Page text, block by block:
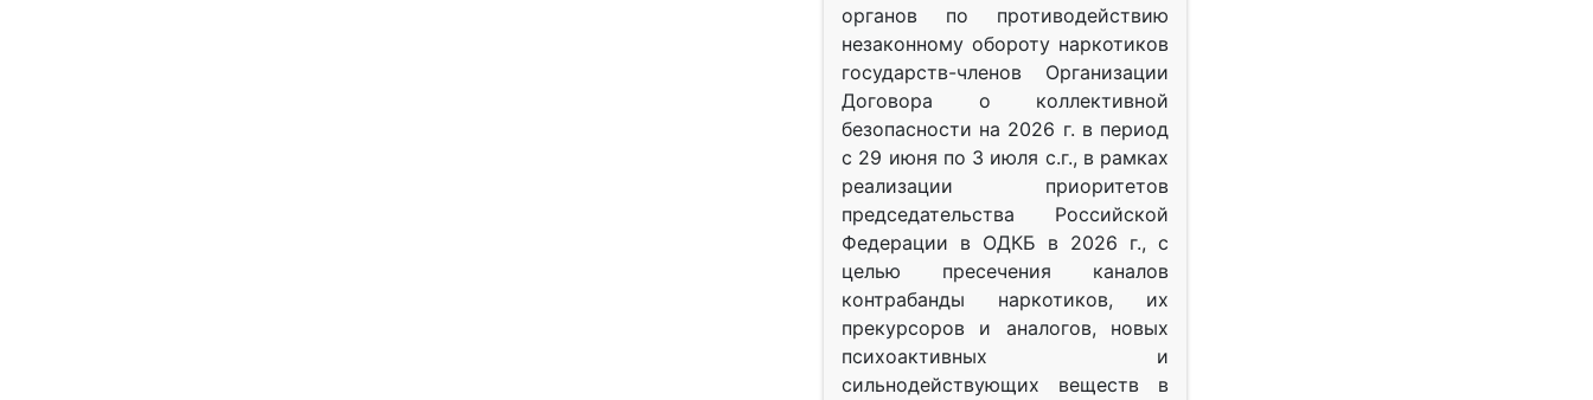
органов по противодействию
незаконному обороту наркотиков
государств-членов Организации
Договора о коллективной
безопасности на 2026 г. в период
с 29 июня по 3 июля с.г., в рамках
реализации приоритетов
председательства Российской
Федерации в ОДКБ в 2026 г., с
целью пресечения каналов
контрабанды наркотиков, их
прекурсоров и аналогов, новых
психоактивных и
сильнодействующих веществ в